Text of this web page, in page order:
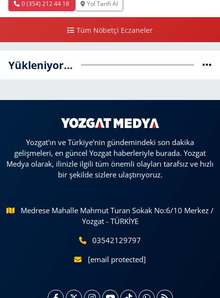
0 (354) 212 44 18 Yol Tarifi Al
Tüm Nöbetçi Eczaneler
Yükleniyor...
Yozgat'ın ve Türkiye'nin gündemindeki son dakika
gelişmeleri, en güncel Yozgat haberleriyle burada. Yozgat
Medya olarak, ilinizle ilgili tüm önemli olayları tarafsız ve hızlı
bir şekilde sizlere ulaştırıyoruz.
Medrese Mahalle Mahmut Turan Sokak No:6/10 Merkez /
Yozgat - TÜRKİYE
03542129797
[email protected]